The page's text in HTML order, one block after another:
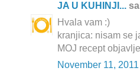
JA U KUHINJI...
Hvala vam :)
kranjica: nisam se
MOJ recept
November 11,